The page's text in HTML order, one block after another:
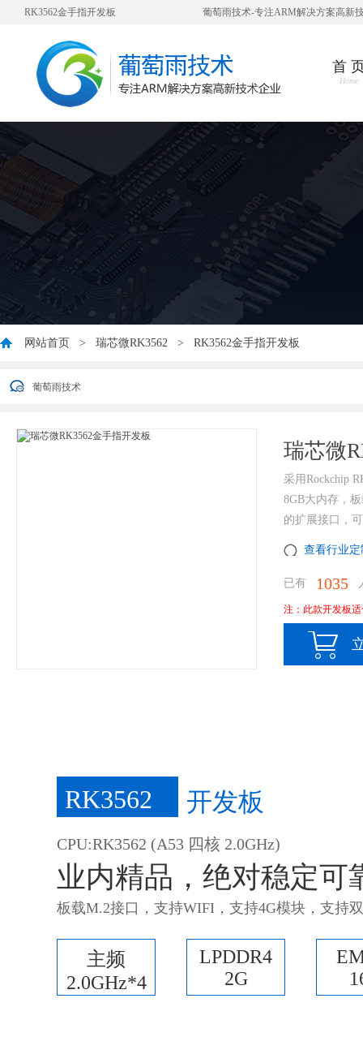
RK3562金手指开发板 葡萄雨技术-专注ARM解决方案高新
首
Home
网站首页 > 瑞芯微RK3562 > RK3562金手指开发板
葡萄雨技术
瑞芯微
采用Rockchip
8GB大内存，
的扩展接口，
查看行业
已有 1035
注：此款开发板
立
RK3562 开发板
CPU:RK3562 (A53 四核 2.0GHz)
业内精品，绝对稳定可
板载M.2接口，支持WIFI，支持4G模块，支持
主频
2.0GHz*4
LPDDR4
2G